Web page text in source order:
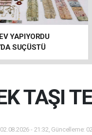
YAPIYORDU
SUÇÜSTÜ
TAŞI
02.08.2026 - 21:32, Güncelleme: